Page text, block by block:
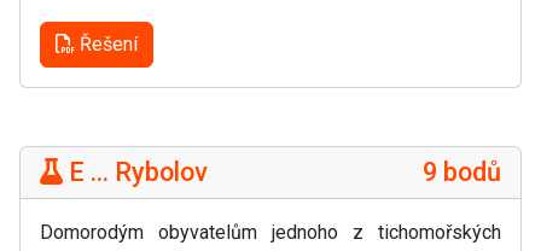
Řešení
E ... Rybolov 9 bodů
Domorodým obyvatelům jednoho z tichomořských